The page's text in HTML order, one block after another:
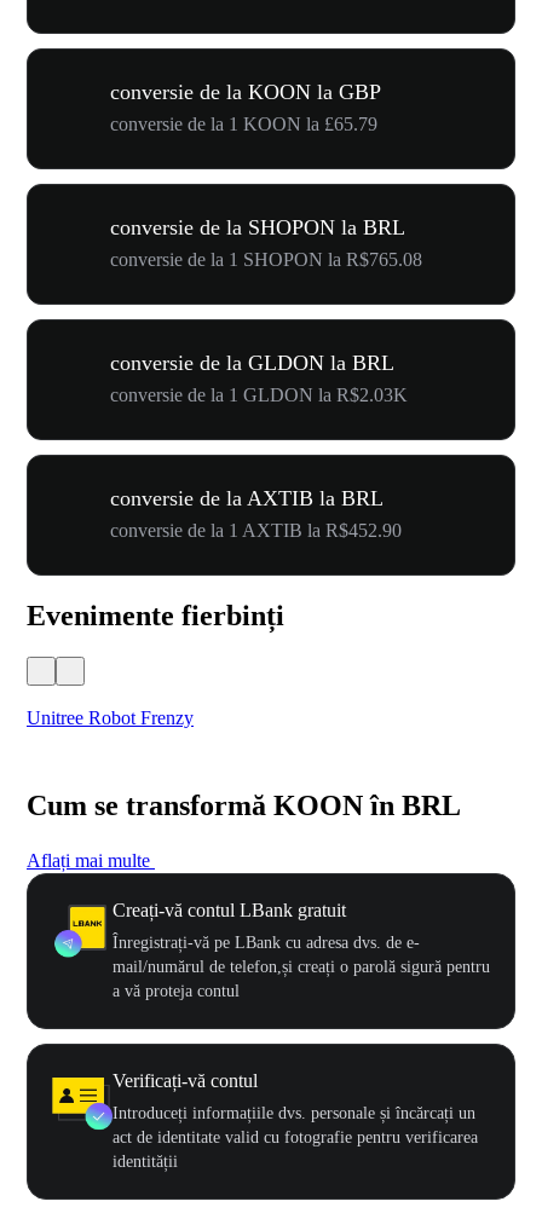
conversie de la KOON la GBP
conversie de la 1 KOON la £65.79
conversie de la SHOPON la BRL
conversie de la 1 SHOPON la R$765.08
conversie de la GLDON la BRL
conversie de la 1 GLDON la R$2.03K
conversie de la AXTIB la BRL
conversie de la 1 AXTIB la R$452.90
Evenimente fierbinți
Unitree Robot Frenzy
Cum se transformă KOON în BRL
Aflați mai multe
Creați-vă contul LBank gratuit
Înregistrați-vă pe LBank cu adresa dvs. de e-
mail/numărul de telefon,și creați o parolă sigură pentru
a vă proteja contul
Verificați-vă contul
Introduceți informațiile dvs. personale și încărcați un
act de identitate valid cu fotografie pentru verificarea
identității